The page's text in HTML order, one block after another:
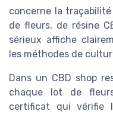
concerne la traçabilité
de fleurs, de résine
sérieux affiche
les méthodes de
Dans un CBD shop
chaque lot de
certificat qui vérifie